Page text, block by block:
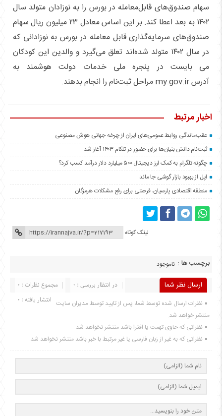
سهام صندوق‌های قابل‌معامله در بورس را به نوزادان متولد سال
۱۴۰۲ به بعد اعطا کند. بر این اساس معادل ۲۳ میلیون ریال سهام
صندوق‌های سرمایه‌گذاری قابل‌ معامله در بورس به نوزادانی که
در سال ۱۴۰۲ متولد شده‌اند تعلق می‌گیرد و والدین این کودکان
می بایست در پنجره ملی خدمات دولت هوشمند به
آدرس my.gov.ir مراحل ثبت‌نام را انجام بدهند.
اخبار مرتبط
عقب‌ماندگی روابط عمومی‌های ایران از چرخه جهانی هوش مصنوعی
ثبت‌نام دانش بنیان‌ها برای حضور در تلکام ۱۴۰۳ آغاز شد
چگونه تلگرام به کمک ارز دیجیتال ۵۰۰ میلیارد دلار درآمد کسب کرد؟
اپل از بهبود بازار گوشی جا ماند
منطقه اقتصادی پارسیان، فرصتی برای رفع مشکلات هرمزگان
لینک کوتاه
برچسب ها : ناموجود
ارسال نظر شما مجموع نظرات : 0
در انتظار بررسی : 0
انتشار یافته : 0 نظرات ارسال شده توسط شما، پس از تایید توسط مدیران سایت
منتشر خواهد شد.
نظراتی که حاوی تهمت یا افترا باشد منتشر نخواهد شد.
نظراتی که به غیر از زبان فارسی یا غیر مرتبط با خبر باشد منتشر نخواهد شد.